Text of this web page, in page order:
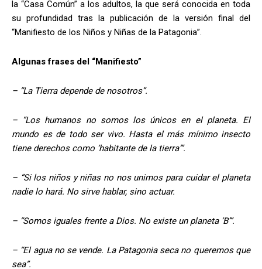
la “Casa Común” a los adultos, la que será conocida en toda
su profundidad tras la publicación de la versión final del
“Manifiesto de los Niños y Niñas de la Patagonia”.
Algunas frases del “Manifiesto”
– “La Tierra depende de nosotros”.
– “Los humanos no somos los únicos en el planeta. El
mundo es de todo ser vivo. Hasta el más mínimo insecto
tiene derechos como ‘habitante de la tierra’”.
– “Si los niños y niñas no nos unimos para cuidar el planeta
nadie lo hará. No sirve hablar, sino actuar.
– “Somos iguales frente a Dios. No existe un planeta ‘B’”.
– “El agua no se vende. La Patagonia seca no queremos que
sea”.